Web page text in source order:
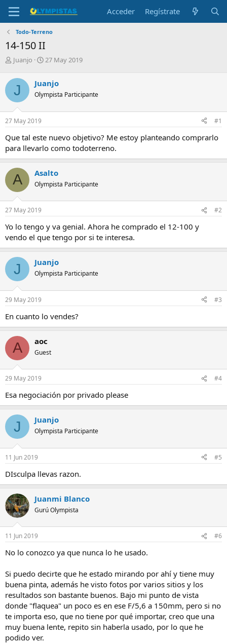
Acceder Regístrate
Todo-Terreno
14-150 II
I
i
i
a
d
o
d
e
l
t
e
m
a
Juanjo
F
h
a
e
i
c
i
o
27 May 2019
J Juanjo
Olympista Participante
27 May 2019 #1
Que tal este nuevo objetivo? Me estoy planteando comprarlo
para llevarlo como todoterreno.
A Asalto
Olympista Participante
27 May 2019 #2
Yo lo tengo y va genial. Ahora he comprado el 12-100 y
vendo el que tengo por si te interesa.
J Juanjo
Olympista Participante
29 May 2019 #3
En cuanto lo vendes?
A aoc
Guest
29 May 2019 #4
Esa negociación por privado please
J Juanjo
Olympista Participante
11 Jun 2019 #5
DIsculpa llevas razon.
Juanmi Blanco
Gurú Olympista
11 Jun 2019 #6
No lo conozco ya que nunca lo he usado.
Si puedo decirte que he estado mirando por ahí y tiene muy
buena pinta, además he visto fotos por varios sitios y los
resultados son bastante buenos. Bajo mi punto de vista
donde "flaquea" un poco es en ese F/5,6 a 150mm, pero si no
te importa eso, que no tiene por qué importar, creo que una
muy buena lente, repito sin haberla usado, por lo que he
podido ver.